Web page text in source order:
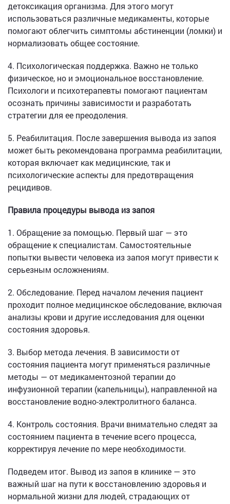
детоксикация организма. Для этого могут
использоваться различные медикаменты, которые
помогают облегчить симптомы абстиненции (ломки) и
нормализовать общее состояние.
4. Психологическая поддержка. Важно не только
физическое, но и эмоциональное восстановление.
Психологи и психотерапевты помогают пациентам
осознать причины зависимости и разработать
стратегии для ее преодоления.
5. Реабилитация. После завершения вывода из запоя
может быть рекомендована программа реабилитации,
которая включает как медицинские, так и
психологические аспекты для предотвращения
рецидивов.
Правила процедуры вывода из запоя
1. Обращение за помощью. Первый шаг — это
обращение к специалистам. Самостоятельные
попытки вывести человека из запоя могут привести к
серьезным осложнениям.
2. Обследование. Перед началом лечения пациент
проходит полное медицинское обследование, включая
анализы крови и другие исследования для оценки
состояния здоровья.
3. Выбор метода лечения. В зависимости от
состояния пациента могут применяться различные
методы — от медикаментозной терапии до
инфузионной терапии (капельницы), направленной на
восстановление водно-электролитного баланса.
4. Контроль состояния. Врачи внимательно следят за
состоянием пациента в течение всего процесса,
корректируя лечение по мере необходимости.
Подведем итог. Вывод из запоя в клинике — это
важный шаг на пути к восстановлению здоровья и
нормальной жизни для людей, страдающих от